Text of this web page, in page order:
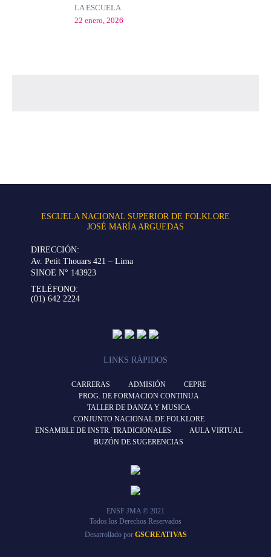
LA ESCUELA
22 enero, 2026
ESCUELA NACIONAL SUPERIOR DE FOLKLORE
JOSÉ MARÍA ARGUEDAS
DIRECCIÓN:
Av. Petit Thouars 421 – Lima
SINOE N° 143923
TELÉFONO:
(01) 642 2224
LINKS RÁPIDOS
CARRERAS ADMISIÓN
CEPRE
PROG. DE FORMACION CONTINUA
TALLER DE DANZA Y MUSICA
CONJUNTO NACIONAL DE FOLKLORE
ENSAMBLE DE INSTR. TRADICIONALES
AULA VIRTUAL
BUZÓN DE SUGERENCIAS
ENSF JMA © 2021
Todos los Derechos Reservados
Desarrollado por GSCREATIVAS